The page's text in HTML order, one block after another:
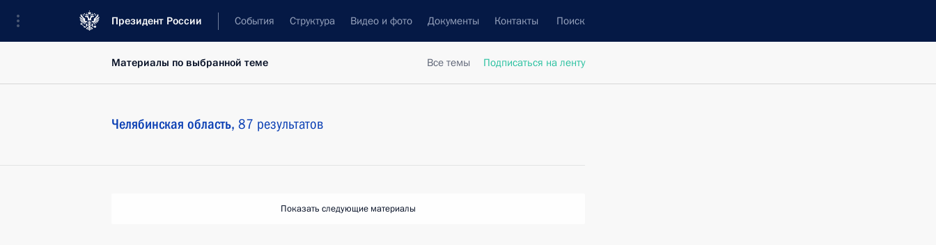
Президент России События Структура Видео и фото Документы Контакты Поиск
Все темы Подписаться на ленту
Материалы по выбранной теме
Челябинская область, 87 результатов
Показать следующие материалы